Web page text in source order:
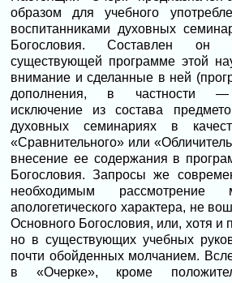
образом для учебного
воспитанниками духовных
Богословия. Составлен он
существующей программе этой
внимание и сделанные в ней
дополнения, в частности —
исключение из состава
духовных семинариях в
«Сравнительного» или
внесение ее содержания в
Богословия. Запросы же
необходимым рассмотрение
апологетического характера, не
Основного Богословия, или, хотя и
но в существующих учебных
почти обойденных молчанием.
в «Очерке», кроме